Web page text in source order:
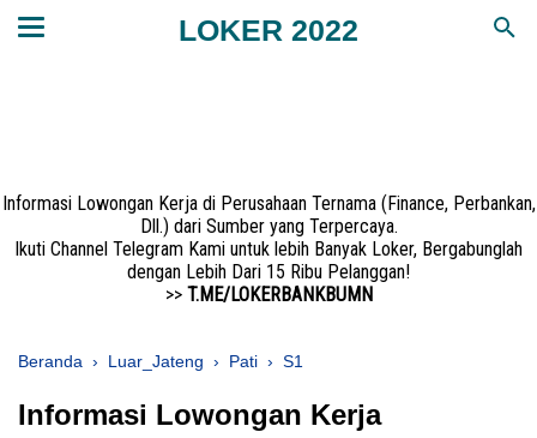
LOKER 2022
Informasi Lowongan Kerja di Perusahaan Ternama (Finance, Perbankan,
Dll.) dari Sumber yang Terpercaya.
Ikuti Channel Telegram Kami untuk lebih Banyak Loker, Bergabunglah
dengan Lebih Dari 15 Ribu Pelanggan!
>>T.ME/LOKERBANKBUMN
Beranda › Luar_Jateng › Pati › S1
Informasi Lowongan Kerja